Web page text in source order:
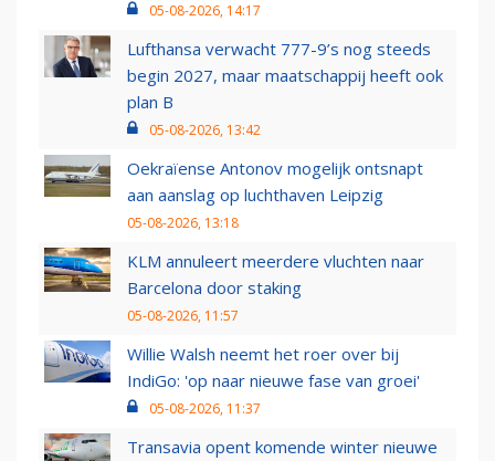
05-08-2026, 14:17
Lufthansa verwacht 777-9’s nog steeds
begin 2027, maar maatschappij heeft ook
plan B
05-08-2026, 13:42
Oekraïense Antonov mogelijk ontsnapt
aan aanslag op luchthaven Leipzig
05-08-2026, 13:18
KLM annuleert meerdere vluchten naar
Barcelona door staking
05-08-2026, 11:57
Willie Walsh neemt het roer over bij
IndiGo: 'op naar nieuwe fase van groei'
05-08-2026, 11:37
Transavia opent komende winter nieuwe